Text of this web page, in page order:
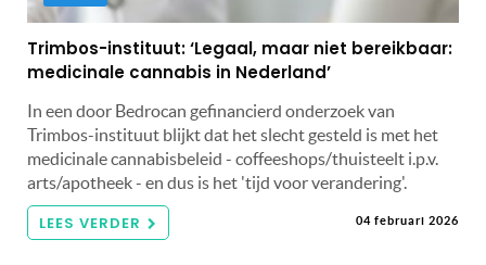
Trimbos-instituut: ‘Legaal, maar niet bereikbaar:
medicinale cannabis in Nederland’
In een door Bedrocan gefinancierd onderzoek van
Trimbos-instituut blijkt dat het slecht gesteld is met het
medicinale cannabisbeleid - coffeeshops/thuisteelt i.p.v.
arts/apotheek - en dus is het 'tijd voor verandering'.
LEES VERDER 04 februari 2026